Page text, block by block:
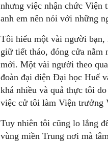
nhưng việc nhận chức Viện
anh em nên nói với những
Tôi hiểu một vài người bạn,
giữ tiết tháo, đóng cửa nằm
mới. Một vài người theo
đoàn đại diện Đại học Huế
khá nhiều và quả thực tôi
việc cử tôi làm Viện trưởng
Tuy nhiên tôi cũng lo lắng
vùng miền Trung nơi mà